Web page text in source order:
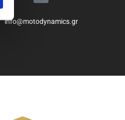
info@motodynamics.gr